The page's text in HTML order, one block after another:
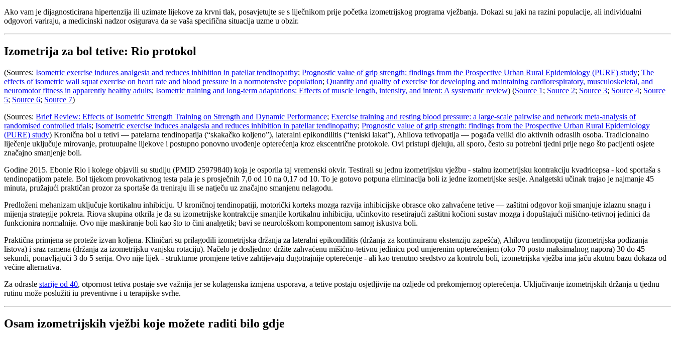
Ako vam je dijagnosticirana hipertenzija ili uzimate lijekove za krvni tlak, posavjetujte se s liječnikom prije početka izometrijskog programa vježbanja. Dokazi su jaki na razini populacije, ali individualni
odgovori variraju, a medicinski nadzor osigurava da se vaša specifična situacija uzme u obzir.
Izometrija za bol tetive: Rio protokol
(Sources: Isometric exercise induces analgesia and reduces inhibition in patellar tendinopathy; Prognostic value of grip strength: findings from the Prospective Urban Rural Epidemiology (PURE) study; The
effects of isometric wall squat exercise on heart rate and blood pressure in a normotensive population; Quantity and quality of exercise for developing and maintaining cardiorespiratory, musculoskeletal, and
neuromotor fitness in apparently healthy adults; Isometric training and long-term adaptations: Effects of muscle length, intensity, and intent: A systematic review) (Source 1 ; Source 2; Source 3; Source 4; Source
5; Source 6; Source 7)
(Sources: Brief Review: Effects of Isometric Strength Training on Strength and Dynamic Performance; Exercise training and resting blood pressure: a large-scale pairwise and network meta-analysis of
randomised controlled trials; Isometric exercise induces analgesia and reduces inhibition in patellar tendinopathy; Prognostic value of grip strength: findings from the Prospective Urban Rural Epidemiology
(PURE) study) Kronična bol u tetivi — patelarna tendinopatija (“skakačko koljeno”), lateralni epikondilitis (“teniski lakat”), Ahilova tetivopatija — pogađa veliki dio aktivnih odraslih osoba. Tradicionalno
liječenje uključuje mirovanje, protuupalne lijekove i postupno ponovno uvođenje opterećenja kroz ekscentrične protokole. Ovi pristupi djeluju, ali sporo, često su potrebni tjedni prije nego što pacijenti osjete
značajno smanjenje boli.
Godine 2015. Ebonie Rio i kolege objavili su studiju (PMID 25979840) koja je osporila taj vremenski okvir. Testirali su jednu izometrijsku vježbu - stalnu izometrijsku kontrakciju kvadricepsa - kod sportaša s
tendinopatijom patele. Bol tijekom provokativnog testa pala je s prosječnih 7,0 od 10 na 0,17 od 10. To je gotovo potpuna eliminacija boli iz jedne izometrijske sesije. Analgetski učinak trajao je najmanje 45
minuta, pružajući praktičan prozor za sportaše da treniraju ili se natječu uz značajno smanjenu nelagodu.
Predloženi mehanizam uključuje kortikalnu inhibiciju. U kroničnoj tendinopatiji, motorički korteks mozga razvija inhibicijske obrasce oko zahvaćene tetive — zaštitni odgovor koji smanjuje izlaznu snagu i
mijenja strategije pokreta. Riova skupina otkrila je da su izometrijske kontrakcije smanjile kortikalnu inhibiciju, učinkovito resetirajući zaštitni kočioni sustav mozga i dopuštajući mišićno-tetivnoj jedinici da
funkcionira normalnije. Ovo nije maskiranje boli kao što to čini analgetik; bavi se neurološkom komponentom samog iskustva boli.
Praktična primjena se proteže izvan koljena. Kliničari su prilagodili izometrijska držanja za lateralni epikondilitis (držanja za kontinuiranu ekstenziju zapešća), Ahilovu tendinopatiju (izometrijska podizanja
listova) i sraz ramena (držanja za izometrijsku vanjsku rotaciju). Načelo je dosljedno: držite zahvaćenu mišićno-tetivnu jedinicu pod umjerenim opterećenjem (oko 70 posto maksimalnog napora) 30 do 45
sekundi, ponavljajući 3 do 5 serija. Ovo nije lijek - strukturne promjene tetive zahtijevaju dugotrajnije opterećenje - ali kao trenutno sredstvo za kontrolu boli, izometrijska vježba ima jaču akutnu bazu dokaza od
većine alternativa.
Za odrasle starije od 40, otpornost tetiva postaje sve važnija jer se kolagenska izmjena usporava, a tetive postaju osjetljivije na ozljede od prekomjernog opterećenja. Uključivanje izometrijskih držanja u tjednu
rutinu može poslužiti iu preventivne i u terapijske svrhe.
Osam izometrijskih vježbi koje možete raditi bilo gdje